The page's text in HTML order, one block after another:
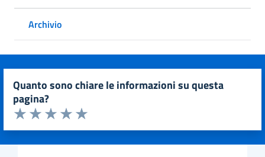
Archivio
quanto sono chiare le informazioni su questa
pagina?
Valuta da 1 a 5 stelle la pagina
Valuta 5 stelle su 5
Valuta 4 stelle su 5
Valuta 3 stelle su 5
Valuta 2 stelle su 5
Valuta 1 stelle su 5